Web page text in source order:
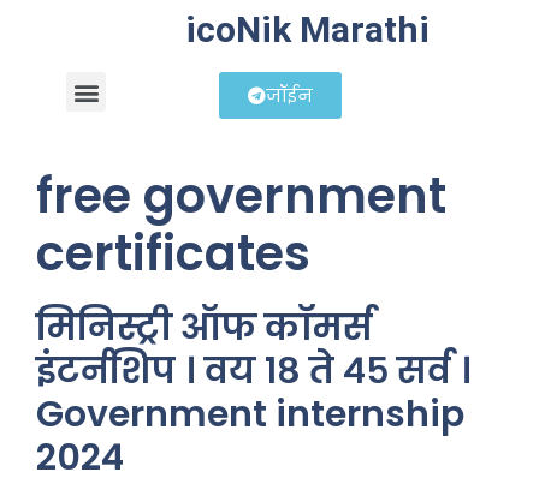
icoNik Marathi
जॉईन
free government
certificates
मिनिस्ट्री ऑफ कॉमर्स
इंटर्नशिप । वय १८ ते ४५ सर्व ।
Government internship
2024